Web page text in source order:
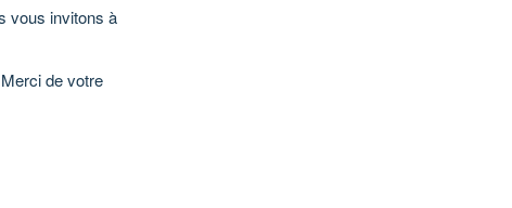
vous invitons à
de votre